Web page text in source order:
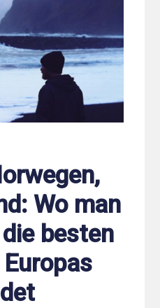
Wo man
besten